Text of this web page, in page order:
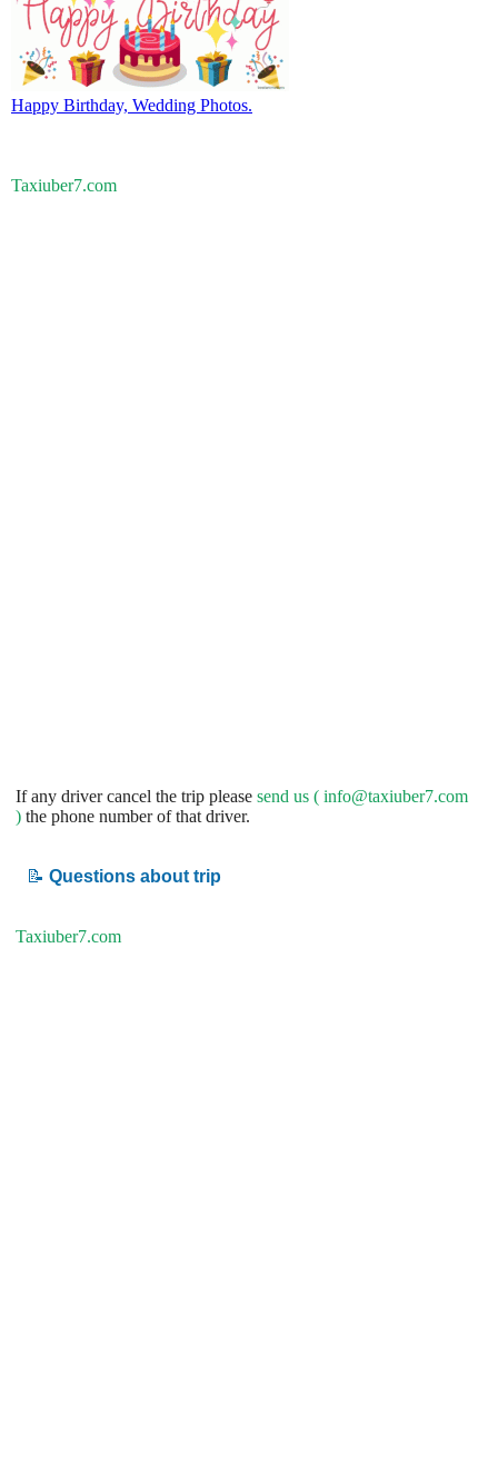
Happy Birthday, Wedding Photos.
Taxiuber7.com
If any driver cancel the trip please send us ( info@taxiuber7.com
) the phone number of that driver.
📝 Questions about trip
Taxiuber7.com